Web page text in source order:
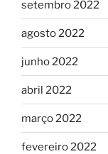
setembro 2022
agosto 2022
junho 2022
abril 2022
março 2022
fevereiro 2022